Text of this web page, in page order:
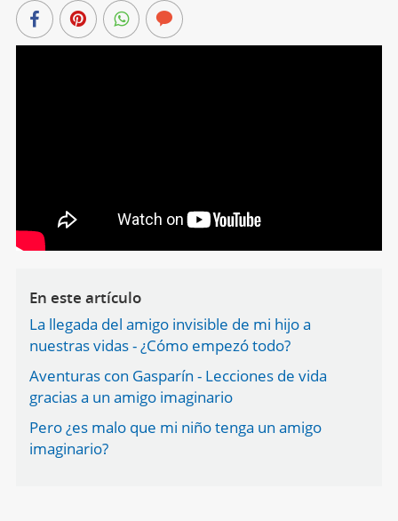
En este artículo
La llegada del amigo invisible de mi hijo a
nuestras vidas - ¿Cómo empezó todo?
Aventuras con Gasparín - Lecciones de vida
gracias a un amigo imaginario
Pero ¿es malo que mi niño tenga un amigo
imaginario?